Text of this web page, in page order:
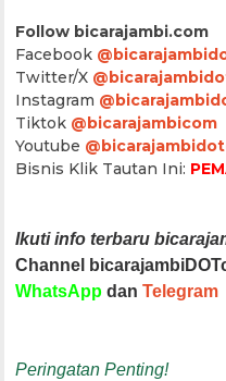
Follow bicarajambi.com
Facebook
Twitter/X
Instagram
Tiktok @bicarajambicom
Youtube
Bisnis Klik Tautan Ini:
Ikuti info terbaru
Channel
WhatsApp danTelegram
Peringatan Penting!